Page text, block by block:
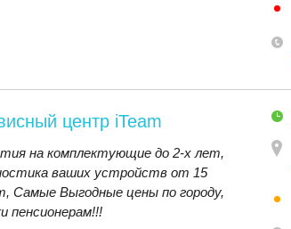
центр iTeam
на комплектующие до 2-x лет,
ваших устройств от 15
Самые Выгодные цены по городу,
пенсионерам!!!